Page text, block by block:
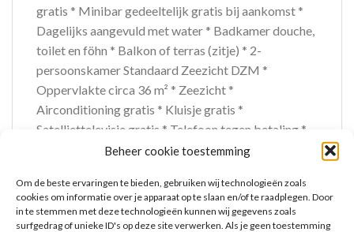
Beheer cookie toestemming
Om de beste ervaringen te bieden, gebruiken wij technologieën zoals
cookies om informatie over je apparaat op te slaan en/of te raadplegen. Door
in te stemmen met deze technologieën kunnen wij gegevens zoals
surfgedrag of unieke ID's op deze site verwerken. Als je geen toestemming
gratis * Minibar gedeeltelijk gratis bij aankomst *
Dagelijks aangevuld met water * Badkamer douche,
toilet en föhn * Balkon of terras (zitje) * 2-
persoonskamer Standaard Zeezicht DZM *
Oppervlakte circa 36 m² * Zeezicht *
Airconditioning gratis * Kluisje gratis *
Satelliettelevisie gratis * Telefoon tegen betaling *
Eet- en drinkfaciliteiten * Koffie- en theefaciliteiten
Dagelijks aangevuld met water * Badkamer douche,
toilet en föhn * Balkon of terras (zitje)